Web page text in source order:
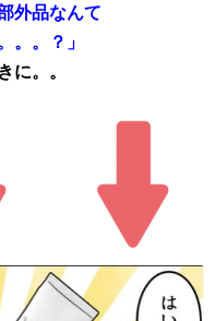
外品なんて
。。？」
に。。